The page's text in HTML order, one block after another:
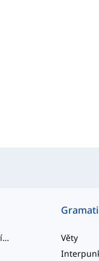
slangová slovíčka
Věty